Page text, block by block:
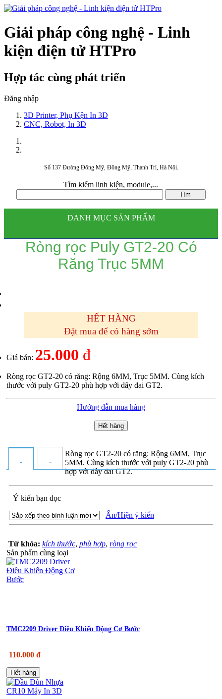
Giải pháp công nghệ - Linh
kiện điện tử HTPro
Hợp tác cùng phát triển
Đăng nhập
3D Printer, Phụ Kện In 3D
CNC, Robot, In 3D
Số 137 Đường Đông Mỹ, Đông Mỹ, Thanh Trì, Hà Nội.
Tìm kiếm linh kiện, module,...
DANH MỤC SẢN PHẨM
Ròng rọc Puly GT2-20 Có
Răng Trục 5MM
HẾT HÀNG
Đặt mua để có hàng sớm
Giá bán: 25.000 đ
Ròng rọc GT2-20 có răng: Rộng 6MM, Trục 5MM. Cùng kích
thước với puly GT2-20 phù hợp với dây đai GT2.
Hướng dẫn mua hàng
Hết hàng
Ròng rọc GT2-20 có răng: Rộng 6MM, Trục
5MM. Cùng kích thước với puly GT2-20 phù
hợp với dây đai GT2.
Ý kiến bạn đọc
Ẩn/Hiện ý kiến
Từ khóa: kích thước, phù hợp, ròng rọc
Sản phẩm cùng loại
TMC2209 Driver Điều Khiển Động Cơ Bước
110.000 đ
Hết hàng